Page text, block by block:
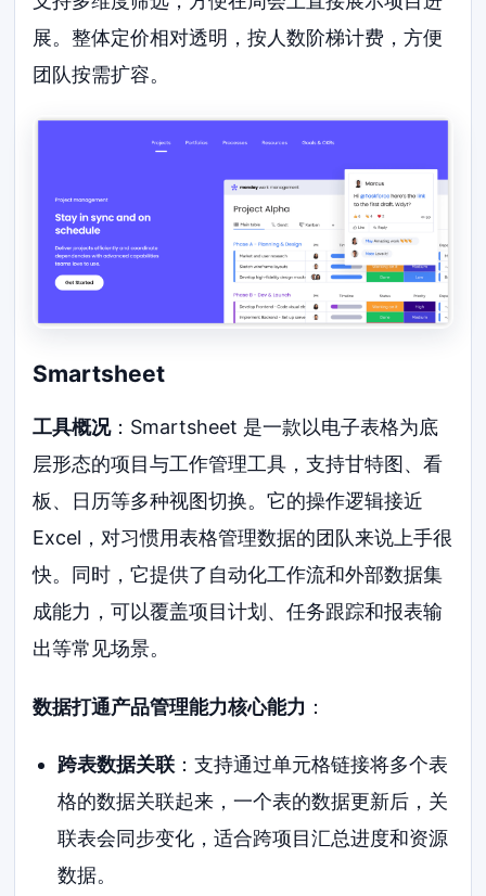
展。整体定价相对透明，按人数阶梯计费，方便
团队按需扩容。
Smartsheet
工具概况：Smartsheet 是一款以电子表格为底
层形态的项目与工作管理工具，支持甘特图、看
板、日历等多种视图切换。它的操作逻辑接近
Excel，对习惯用表格管理数据的团队来说上手很
快。同时，它提供了自动化工作流和外部数据集
成能力，可以覆盖项目计划、任务跟踪和报表输
出等常见场景。
数据打通产品管理能力核心能力 ：
跨表数据关联：支持通过单元格链接将多个表
格的数据关联起来，一个表的数据更新后，关
联表会同步变化，适合跨项目汇总进度和资源
数据。